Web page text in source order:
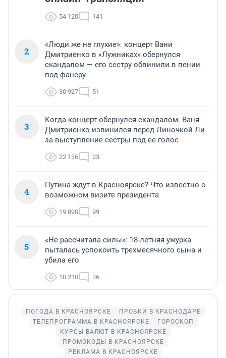
54 120 141
2
«Люди же не глухие»: концерт Вани
Дмитриенко в «Лужниках» обернулся
скандалом — его сестру обвинили в пении
под фанеру
30 927 51
3
Когда концерт обернулся скандалом. Ваня
Дмитриенко извинился перед Линочкой Ли
за выступление сестры под ее голос
22 136 23
4
Путина ждут в Красноярске? Что известно о
возможном визите президента
19 890 99
5
«Не рассчитала силы»: 18-летняя ужурка
пыталась успокоить трехмесячного сына и
убила его
18 210 36
ПОГОДА В КРАСНОЯРСКЕ
ПРОБКИ В КРАСНОДАРЕ
ТЕЛЕПРОГРАММА В КРАСНОЯРСКЕ
ГОРОСКОП
КУРСЫ ВАЛЮТ В КРАСНОЯРСКЕ
ПРОМОКОДЫ В КРАСНОЯРСКЕ
РЕКЛАМА В КРАСНОЯРСКЕ